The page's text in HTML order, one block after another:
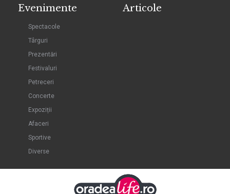
Evenimente
Spectacole
Târguri
Prezentări
Festivaluri
Petreceri
Concerte
Expoziții
Afaceri
Sportive
Diverse
Articole